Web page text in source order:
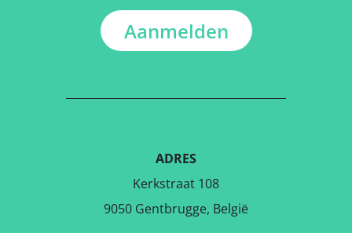
Aanmelden
ADRES
Kerkstraat 108
9050 Gentbrugge, België